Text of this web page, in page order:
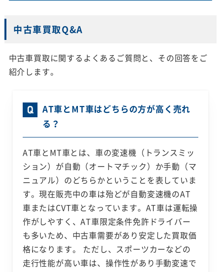
中古車買取Q&A
中古車買取に関するよくあるご質問と、その回答をご
紹介します。
AT車とMT車はどちらの方が高く売れ
る？
AT車とMT車とは、車の変速機（トランスミッ
ション）が自動（オートマチック）か手動（マ
ニュアル）のどちらかということを表していま
す。現在販売中の車は殆どが自動変速機のAT
車またはCVT車となっています。AT車は運転操
作がしやすく、AT車限定条件免許ドライバー
も多いため、中古車需要があり安定した買取価
格になります。 ただし、スポーツカーなどの
走行性能が高い車は、操作性があり手動変速で